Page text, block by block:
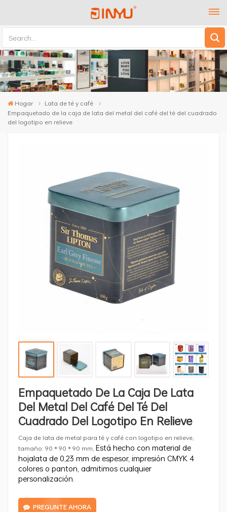
Hogar
Lata de té y café
Empaquetado de la caja de lata del metal del café del té del cuadrado
del logotipo en relieve
Empaquetado De La Caja De Lata
Del Metal Del Café Del Té Del
Cuadrado Del Logotipo En Relieve
Caja de lata de metal para té y café con logotipo en relieve,
tamaño: 90 * 90 * 90 mm, Está hecho con material de
hojalata de 0,23 mm de espesor, impresión CMYK 4
colores o panton, admitimos cualquier
personalización.
PREGUNTE AHORA